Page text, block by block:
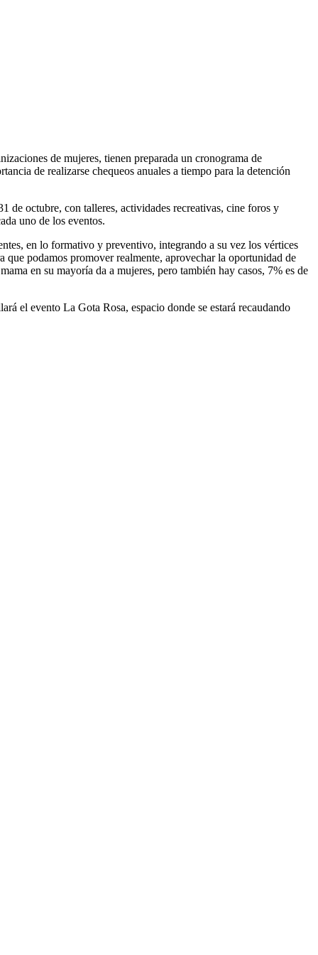
de mujeres, tienen preparada un cronograma de
de realizarse chequeos anuales a tiempo para la detención
de octubre, con talleres, actividades recreativas, cine foros y
uno de los eventos.
en lo formativo y preventivo, integrando a su vez los vértices
podamos promover realmente, aprovechar la oportunidad de
en su mayoría da a mujeres, pero también hay casos, 7% es de
el evento La Gota Rosa, espacio donde se estará recaudando